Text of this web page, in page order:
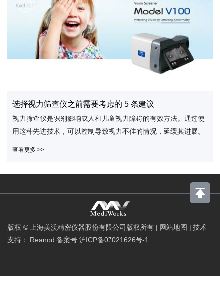
选择视力筛查仪之前需要考虑的 5 条建议
视力筛查仪是识别影响成人和儿童视力障碍的有效方法。通过使
用这种先进技术，可以控制导致视力不佳的情况，延缓其进展。
查看更多 >>
版权 © 上海美沃精密仪器股份有限公司版权所有 | 网站地图 | 技术
支持：
Reanod 备案号:沪ICP备07021626号-1